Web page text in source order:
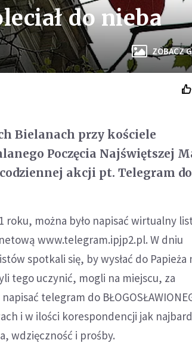
do nieba
ZOBACZ
Bielanach przy kościele
Poczęcia Najświętszej
akcji pt. Telegram
roku, można było napisać wirtualny
www.telegram.ipjp2.pl. W dniu
spotkali się, by wysłać do Papieża
tego uczynić, mogli na miejscu, za
telegram do
i w ilości korespondencji jak
wdzięczność i prośby.